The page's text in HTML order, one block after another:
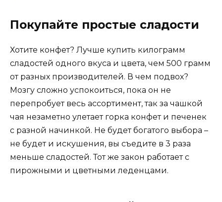
Покупайте простые сладости
Хотите конфет? Лучше купить килограмм
сладостей одного вкуса и цвета, чем 500 грамм
от разных производителей. В чем подвох?
Мозгу сложно успокоиться, пока он не
перепробует весь ассортимент, так за чашкой
чая незаметно улетает горка конфет и печенек
с разной начинкой. Не будет богатого выбора –
не будет и искушения, вы съедите в 3 раза
меньше сладостей. Тот же закон работает с
пирожными и цветными леденцами.